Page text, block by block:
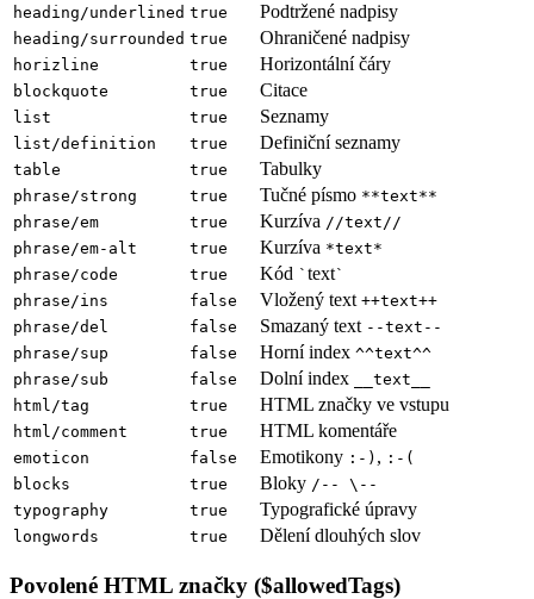
heading/underlined true Podtržené nadpisy
heading/surrounded true Ohraničené nadpisy
horizline true Horizontální čáry
blockquote true Citace
list true Seznamy
list/definition true Definiční seznamy
table true Tabulky
phrase/strong true Tučné písmo **text**
phrase/em
true Kurzíva //text//
phrase/em-alt
true Kurzíva *text*
phrase/code
true Kód ` text`
phrase/ins
false Vložený text ++text++
phrase/del
false Smazaný text --text--
phrase/sup
false Horní index ^^text^^
phrase/sub
false Dolní index
__text__
html/tag
true HTML značky ve vstupu
html/comment true HTML komentáře
emoticon false Emotikony :-) , :-(
blocks
true Bloky /-- \--
typography
true Typografické úpravy
longwords true Dělení dlouhých slov
Povolené HTML značky ($allowedTags)